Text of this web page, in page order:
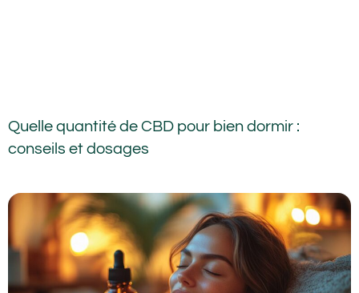
Quelle quantité de CBD pour bien dormir :
conseils et dosages